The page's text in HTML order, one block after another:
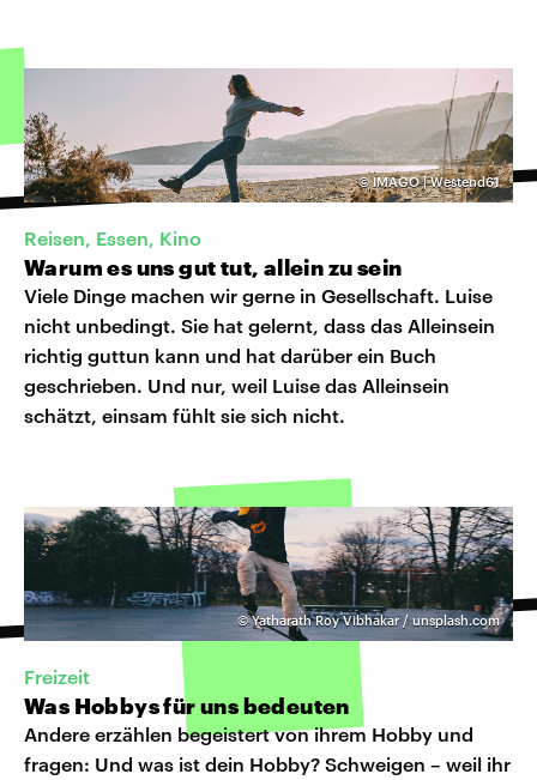
©IMAGO | Westend61
Reisen, Essen, Kino
Warum es uns gut tut, allein zu sein
Viele Dinge machen wir gerne in Gesellschaft. Luise
nicht unbedingt. Sie hat gelernt, dass das Alleinsein
richtig guttun kann und hat darüber ein Buch
geschrieben. Und nur, weil Luise das Alleinsein
schätzt, einsam fühlt sie sich nicht.
©Yatharath Roy Vibhakar / unsplash.com
Freizeit
Was Hobbys für uns bedeuten
Andere erzählen begeistert von ihrem Hobby und
fragen: Und was ist dein Hobby? Schweigen – weil ihr